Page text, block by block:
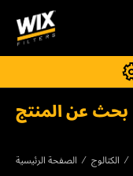
بحث عن المنتج
الصفحة الرئيسية الكتالوج